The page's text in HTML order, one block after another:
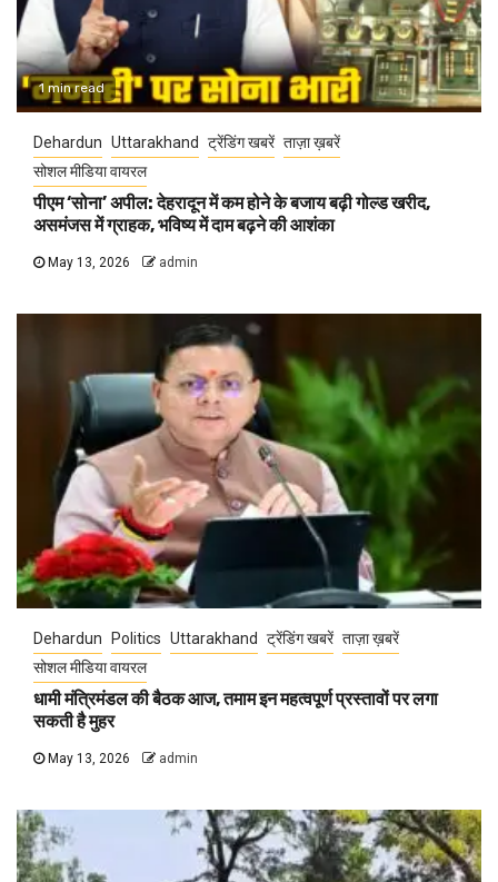
1 min read
Dehardun Uttarakhand ट्रेंडिंग खबरें ताज़ा ख़बरें
सोशल मीडिया वायरल
पीएम ‘सोना’ अपील: देहरादून में कम होने के बजाय बढ़ी गोल्ड खरीद,
असमंजस में ग्राहक, भविष्य में दाम बढ़ने की आशंका
May 13, 2026 admin
Dehardun Politics Uttarakhand ट्रेंडिंग खबरें ताज़ा ख़बरें
सोशल मीडिया वायरल
धामी मंत्रिमंडल की बैठक आज, तमाम इन महत्वपूर्ण प्रस्तावों पर लगा
सकती है मुहर
May 13, 2026 admin